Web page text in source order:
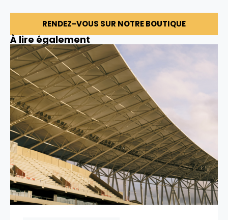
RENDEZ-VOUS SUR NOTRE BOUTIQUE
À lire également